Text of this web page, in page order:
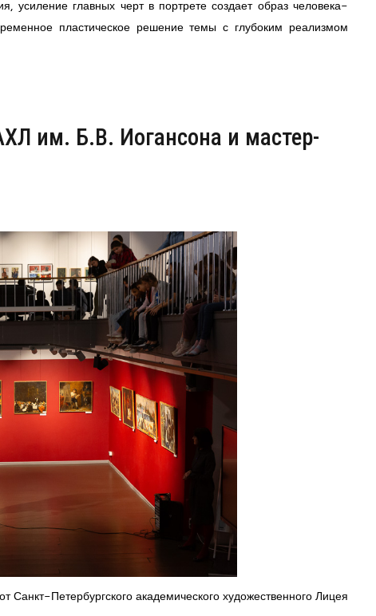
усиление главных черт в портрете создает образ человека-
пластическое решение темы с глубоким реализмом
им. Б.В. Иогансона и мастер-
Санкт-Петербургского академического художественного Лицея